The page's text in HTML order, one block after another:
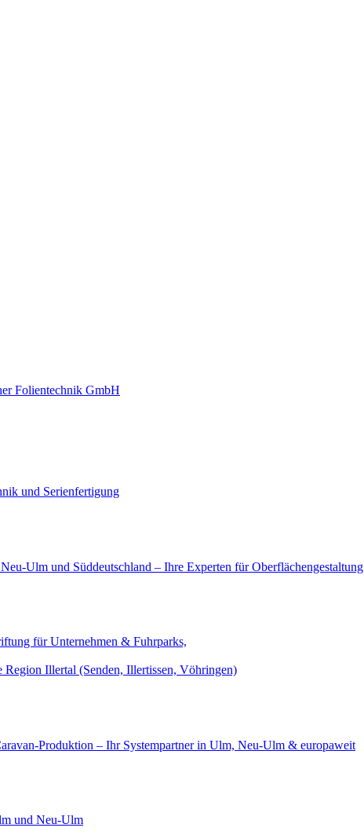
und Serienfertigung
Ulm und Süddeutschland – Ihre Experten für Oberflächengestaltung
für Unternehmen & Fuhrparks,
Illertal (Senden, Illertissen, Vöhringen)
Produktion – Ihr Systempartner in Ulm, Neu-Ulm & europaweit
und Neu-Ulm